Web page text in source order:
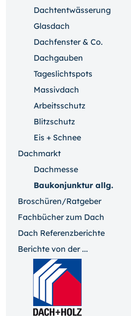
Dachtentwässerung
Glasdach
Dachfenster & Co.
Dachgauben
Tageslichtspots
Massivdach
Arbeitsschutz
Blitzschutz
Eis + Schnee
Dachmarkt
Dachmesse
Baukonjunktur allg.
Broschüren/Ratgeber
Fachbücher zum Dach
Dach Referenzberichte
Berichte von der ...